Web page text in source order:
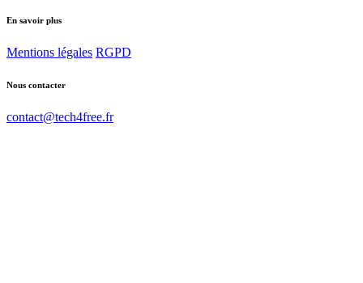
En savoir plus
Mentions légales RGPD
Nous contacter
contact@tech4free.fr